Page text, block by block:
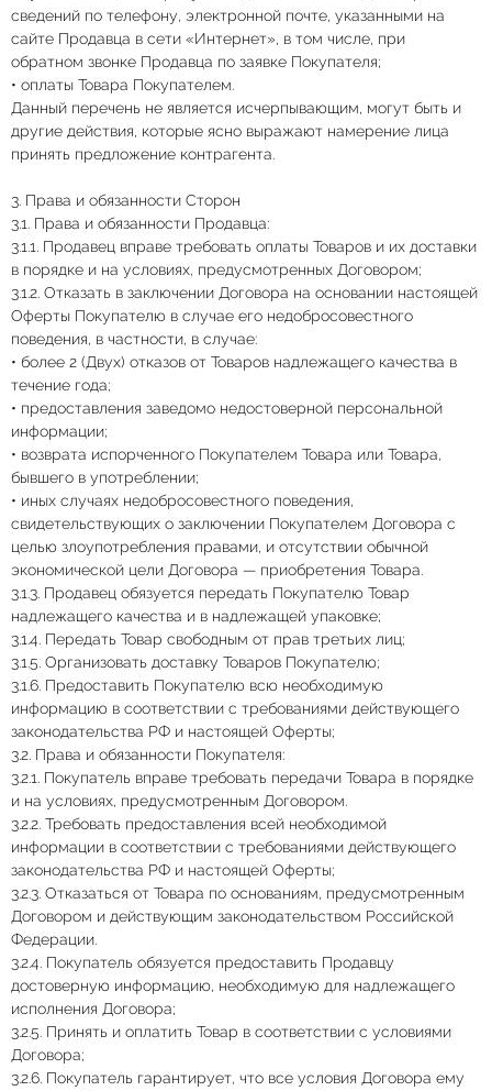
сведений по телефону, электронной почте, указанными на
сайте Продавца в сети «Интернет», в том числе, при
обратном звонке Продавца по заявке Покупателя;
• оплаты Товара Покупателем.
Данный перечень не является исчерпывающим, могут быть и
другие действия, которые ясно выражают намерение лица
принять предложение контрагента.
3. Права и обязанности Сторон
3.1. Права и обязанности Продавца:
3.1.1. Продавец вправе требовать оплаты Товаров и их доставки
в порядке и на условиях, предусмотренных Договором;
3.1.2. Отказать в заключении Договора на основании настоящей
Оферты Покупателю в случае его недобросовестного
поведения, в частности, в случае:
• более 2 (Двух) отказов от Товаров надлежащего качества в
течение года;
• предоставления заведомо недостоверной персональной
информации;
• возврата испорченного Покупателем Товара или Товара,
бывшего в употреблении;
• иных случаях недобросовестного поведения,
свидетельствующих о заключении Покупателем Договора с
целью злоупотребления правами, и отсутствии обычной
экономической цели Договора — приобретения Товара.
3.1.3. Продавец обязуется передать Покупателю Товар
надлежащего качества и в надлежащей упаковке;
3.1.4. Передать Товар свободным от прав третьих лиц;
3.1.5. Организовать доставку Товаров Покупателю;
3.1.6. Предоставить Покупателю всю необходимую
информацию в соответствии с требованиями действующего
законодательства РФ и настоящей Оферты;
3.2. Права и обязанности Покупателя:
3.2.1. Покупатель вправе требовать передачи Товара в порядке
и на условиях, предусмотренным Договором.
3.2.2. Требовать предоставления всей необходимой
информации в соответствии с требованиями действующего
законодательства РФ и настоящей Оферты;
3.2.3. Отказаться от Товара по основаниям, предусмотренным
Договором и действующим законодательством Российской
Федерации.
3.2.4. Покупатель обязуется предоставить Продавцу
достоверную информацию, необходимую для надлежащего
исполнения Договора;
3.2.5. Принять и оплатить Товар в соответствии с условиями
Договора;
3.2.6. Покупатель гарантирует, что все условия Договора ему